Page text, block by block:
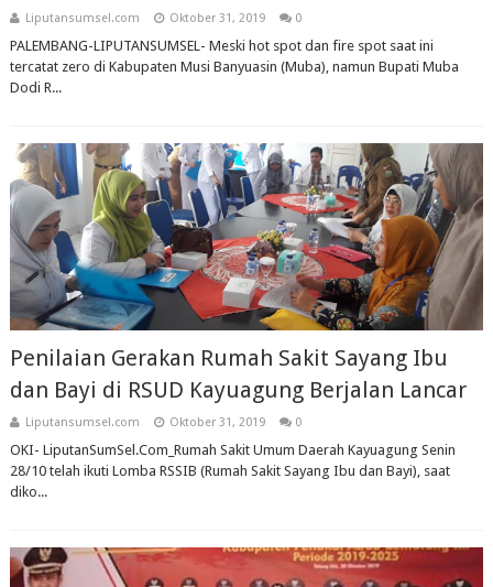
Liputansumsel.com Oktober 31, 2019 0
PALEMBANG-LIPUTANSUMSEL- Meski hot spot dan fire spot saat ini
tercatat zero di Kabupaten Musi Banyuasin (Muba), namun Bupati Muba
Dodi R...
Penilaian Gerakan Rumah Sakit Sayang Ibu
dan Bayi di RSUD Kayuagung Berjalan Lancar
Liputansumsel.com Oktober 31, 2019 0
OKI- LiputanSumSel.Com_Rumah Sakit Umum Daerah Kayuagung Senin
28/10 telah ikuti Lomba RSSIB (Rumah Sakit Sayang Ibu dan Bayi), saat
diko...